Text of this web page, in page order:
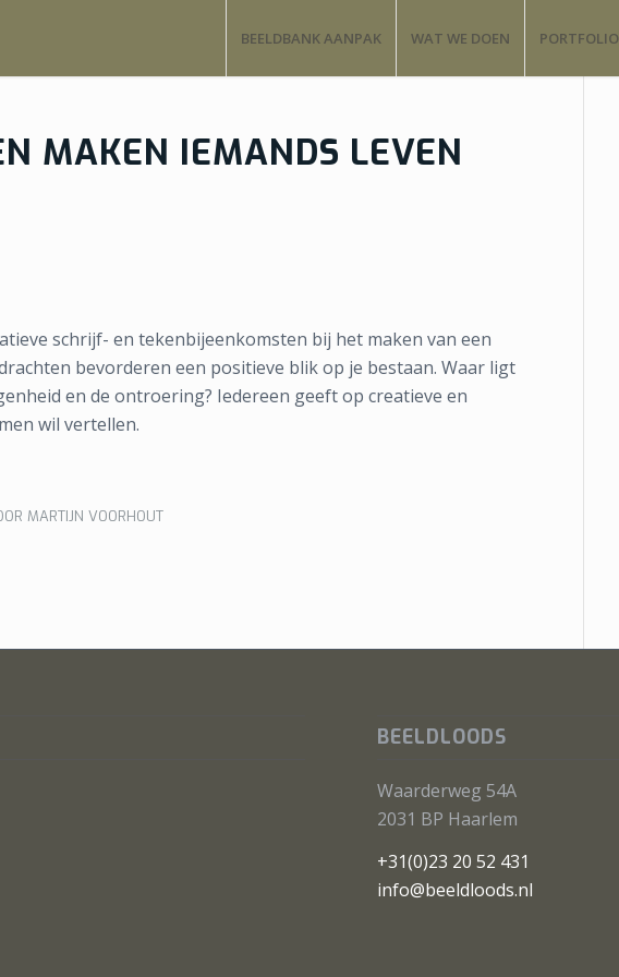
BEELDBANK AANPAK WAT WE DOEN PORTFOLIO
MAKEN IEMANDS LEVEN
schrijf- en tekenbijeenkomsten bij het maken van een
bevorderen een positieve blik op je bestaan. Waar ligt
en de ontroering? Iedereen geeft op creatieve en
wil vertellen.
MARTIJN VOORHOUT
BEELDLOODS
Waarderweg 54A
2031 BP Haarlem
+31(0)23 20 52 431
info@beeldloods.nl